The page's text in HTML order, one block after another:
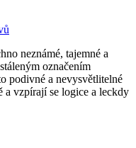
neznámé, tajemné a
označením
podivné a nevysvětlitelné
a vzpírají se logice a leckdy